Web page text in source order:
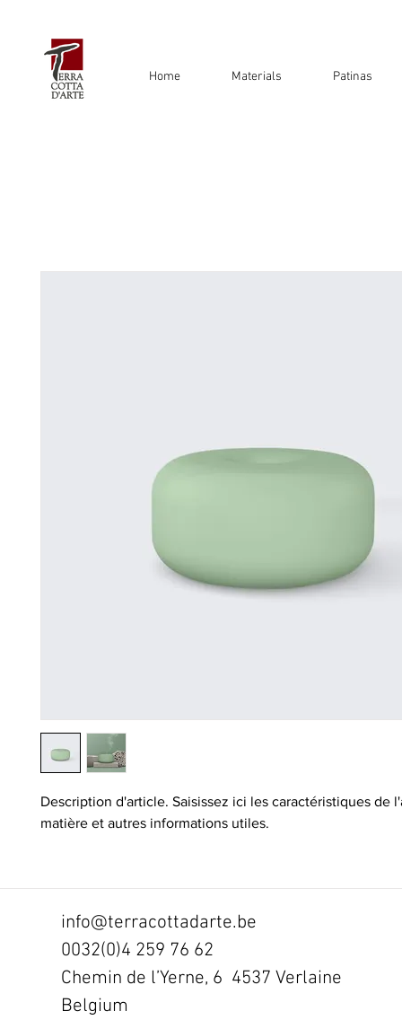
Home Materials Patinas
Description d'article. Saisissez ici les caractéristiques de
matière et autres informations utiles.
info@terracottadarte.be
0032(0)4 259 76 62
Chemin de l’Yerne, 6 4537 Verlaine
Belgium